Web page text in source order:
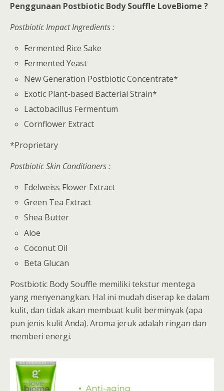
Penggunaan Postbiotic Body Souffle LoveBiome ?
Postbiotic Impact Ingredients :
Fermented Rice Sake
Fermented Yeast
New Generation Postbiotic Concentrate*
Exotic Plant-based Bacterial Strain*
Lactobacillus Fermentum
Cornflower Extract
*Proprietary
Postbiotic Skin Conditioners :
Edelweiss Flower Extract
Green Tea Extract
Shea Butter
Aloe
Coconut Oil
Beta Glucan
Postbiotic Body Souffle memiliki tekstur mentega
yang menyenangkan. Hal ini mudah diserap ke dalam
kulit, dan tidak akan membuat kulit berminyak (apa
pun jenis kulit Anda). Aroma jeruk adalah ringan dan
memberi energi.